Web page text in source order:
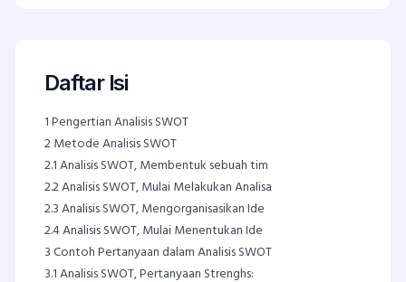
Daftar Isi
1Pengertian Analisis SWOT
2Metode Analisis SWOT
2.1Analisis SWOT, Membentuk sebuah tim
2.2Analisis SWOT, Mulai Melakukan Analisa
2.3Analisis SWOT, Mengorganisasikan Ide
2.4Analisis SWOT, Mulai Menentukan Ide
3Contoh Pertanyaan dalam Analisis SWOT
3.1Analisis SWOT, Pertanyaan Strenghs: